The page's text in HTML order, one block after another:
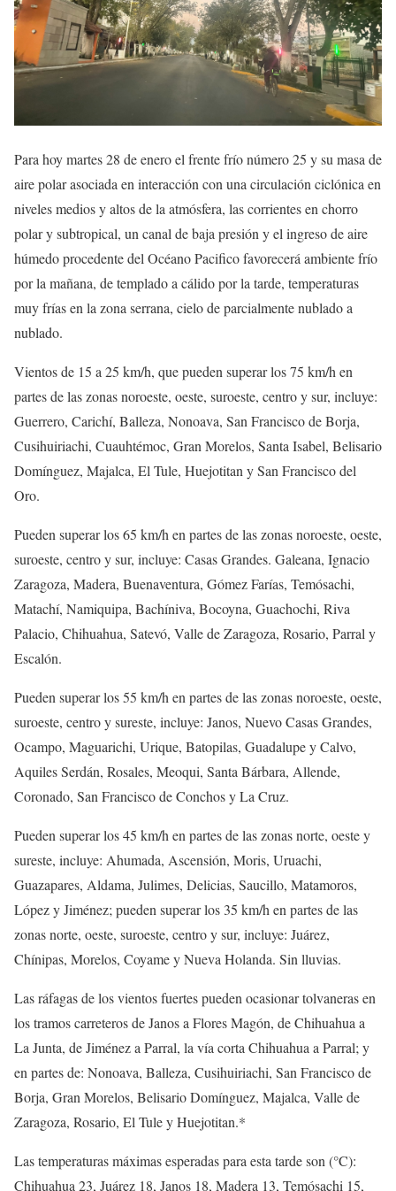
Para hoy martes 28 de enero el frente frío número 25 y su masa de
aire polar asociada en interacción con una circulación ciclónica en
niveles medios y altos de la atmósfera, las corrientes en chorro
polar y subtropical, un canal de baja presión y el ingreso de aire
húmedo procedente del Océano Pacifico favorecerá ambiente frío
por la mañana, de templado a cálido por la tarde, temperaturas
muy frías en la zona serrana, cielo de parcialmente nublado a
nublado.
Vientos de 15 a 25 km/h, que pueden superar los 75 km/h en
partes de las zonas noroeste, oeste, suroeste, centro y sur, incluye:
Guerrero, Carichí, Balleza, Nonoava, San Francisco de Borja,
Cusihuiriachi, Cuauhtémoc, Gran Morelos, Santa Isabel, Belisario
Domínguez, Majalca, El Tule, Huejotitan y San Francisco del
Oro.
Pueden superar los 65 km/h en partes de las zonas noroeste, oeste,
suroeste, centro y sur, incluye: Casas Grandes. Galeana, Ignacio
Zaragoza, Madera, Buenaventura, Gómez Farías, Temósachi,
Matachí, Namiquipa, Bachíniva, Bocoyna, Guachochi, Riva
Palacio, Chihuahua, Satevó, Valle de Zaragoza, Rosario, Parral y
Escalón.
Pueden superar los 55 km/h en partes de las zonas noroeste, oeste,
suroeste, centro y sureste, incluye: Janos, Nuevo Casas Grandes,
Ocampo, Maguarichi, Urique, Batopilas, Guadalupe y Calvo,
Aquiles Serdán, Rosales, Meoqui, Santa Bárbara, Allende,
Coronado, San Francisco de Conchos y La Cruz.
Pueden superar los 45 km/h en partes de las zonas norte, oeste y
sureste, incluye: Ahumada, Ascensión, Moris, Uruachi,
Guazapares, Aldama, Julimes, Delicias, Saucillo, Matamoros,
López y Jiménez; pueden superar los 35 km/h en partes de las
zonas norte, oeste, suroeste, centro y sur, incluye: Juárez,
Chínipas, Morelos, Coyame y Nueva Holanda. Sin lluvias.
Las ráfagas de los vientos fuertes pueden ocasionar tolvaneras en
los tramos carreteros de Janos a Flores Magón, de Chihuahua a
La Junta, de Jiménez a Parral, la vía corta Chihuahua a Parral; y
en partes de: Nonoava, Balleza, Cusihuiriachi, San Francisco de
Borja, Gran Morelos, Belisario Domínguez, Majalca, Valle de
Zaragoza, Rosario, El Tule y Huejotitan.*
Las temperaturas máximas esperadas para esta tarde son (°C):
Chihuahua 23, Juárez 18, Janos 18, Madera 13, Temósachi 15,